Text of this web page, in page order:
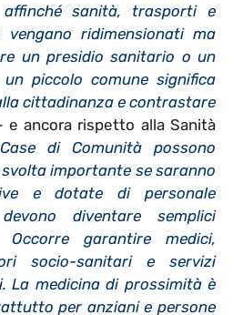
affinché sanità, trasporti e
ridimensionati ma
un presidio sanitario o un
piccolo comune significa
cittadinanza e contrastare
e ancora rispetto alla Sanità
di Comunità possono
importante se saranno
e dotate di personale
diventare semplici
garantire medici,
socio-sanitari e servizi
La medicina di prossimità è
per anziani e persone